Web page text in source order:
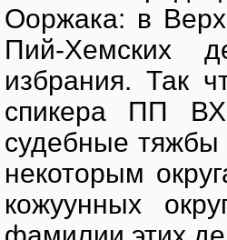
Ооржака: в
Пий-Хемских
избрания. Так
спикера ПП
судебные тяжбы
некоторым
кожуунных